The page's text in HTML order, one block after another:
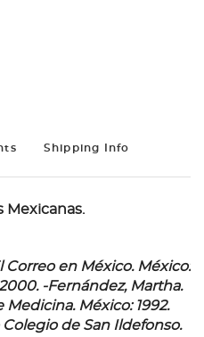
Shipping Info
Mexicanas.
Correo en México. México:
-Fernández, Martha.
Medicina. México: 1992.
de San Ildefonso.